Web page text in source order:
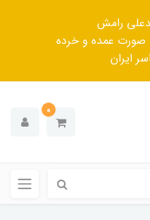
رامش
صورت عمده و خرده
ایران
0